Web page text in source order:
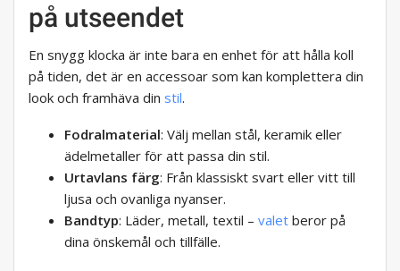
på utseendet
En snygg klocka är inte bara en enhet för att hålla koll
på tiden, det är en accessoar som kan komplettera din
look och framhäva din stil.
Fodralmaterial: Välj mellan stål, keramik eller
ädelmetaller för att passa din stil.
Urtavlans färg: Från klassiskt svart eller vitt till
ljusa och ovanliga nyanser.
Bandtyp: Läder, metall, textil – valet beror på
dina önskemål och tillfälle.